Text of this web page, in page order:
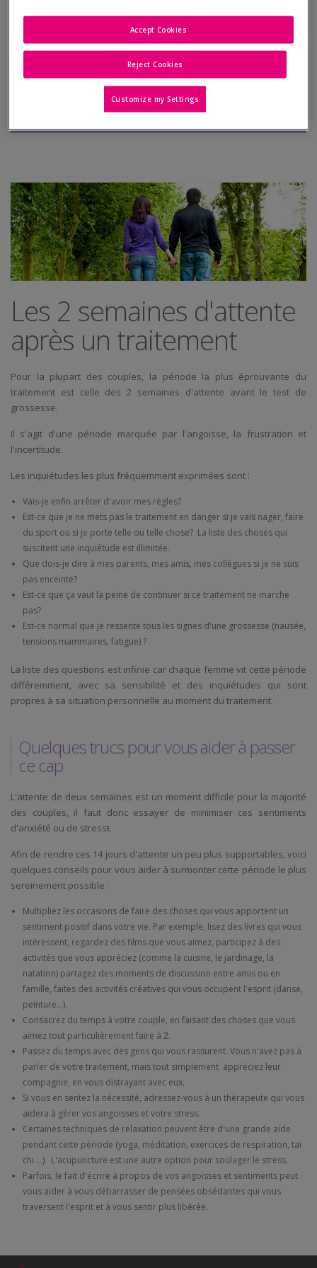
Comment soutenir votre partenaire ?
Les 2 semaines d'attente
après un traitement
Pour la plupart des couples, la période la plus éprouvante du
traitement est celle des 2 semaines d'attente avant le test de
grossesse.
Il s'agit d'une période marquée par l'angoisse, la frustration et
l'incertitude.
Les inquiétudes les plus fréquemment exprimées sont :
Vais-je enfin arrêter d'avoir mes règles?
Est-ce que je ne mets pas le traitement en danger si je vais nager, faire
du sport ou si je porte telle ou telle chose? La liste des choses qui
suscitent une inquiétude est illimitée.
Que dois-je dire à mes parents, mes amis, mes collègues si je ne suis
pas enceinte?
Est-ce que ça vaut la peine de continuer si ce traitement ne marche
pas?
Est-ce normal que je ressente tous les signes d'une grossesse (nausée,
tensions mammaires, fatigue) ?
La liste des questions est infinie car chaque femme vit cette période
différemment, avec sa sensibilité et des inquiétudes qui sont
propres à sa situation personnelle au moment du traitement.
Quelques trucs pour vous aider à passer
ce cap
L'attente de deux semaines est un moment difficile pour la majorité
des couples, il faut donc essayer de minimiser ces sentiments
d'anxiété ou de stresst.
Afin de rendre ces 14 jours d'attente un peu plus supportables, voici
quelques conseils pour vous aider à surmonter cette période le plus
sereinement possible :
Multipliez les occasions de faire des choses qui vous apportent un
sentiment positif dans votre vie. Par exemple, lisez des livres qui vous
intéressent, regardez des films que vous aimez, participez à des
activités que vous appréciez (comme la cuisine, le jardinage, la
natation) partagez des moments de discussion entre amis ou en
famille, faites des activités créatives qui vous occupent l'esprit (danse,
peinture…).
Consacrez du temps à votre couple, en faisant des choses que vous
aimez tout particulièrement faire à 2.
Passez du temps avec des gens qui vous rassurent. Vous n'avez pas à
parler de votre traitement, mais tout simplement appréciez leur
compagnie, en vous distrayant avec eux.
Si vous en sentez la nécessité, adressez-vous à un thérapeute qui vous
aidera à gérer vos angoisses et votre stress.
Certaines techniques de relaxation peuvent être d'une grande aide
pendant cette période (yoga, méditation, exercices de respiration, taï
chi….). L'acupuncture est une autre option pour soulager le stress.
Parfois, le fait d'écrire à propos de vos angoisses et sentiments peut
vous aider à vous débarrasser de pensées obsédantes qui vous
traversent l'esprit et à vous sentir plus libérée.
Reject Cookies
Accept Cookies
Customize my Settings